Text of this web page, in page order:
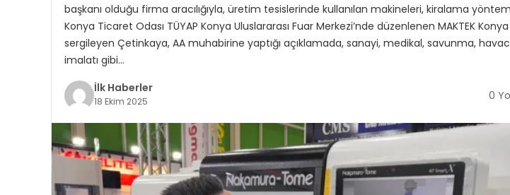
başkanı olduğu firma aracılığıyla, üretim tesislerinde kullanılan makineleri, kiralama
Konya Ticaret Odası TÜYAP Konya Uluslararası Fuar Merkezi’nde düzenlenen MAKTEK
sergileyen Çetinkaya, AA muhabirine yaptığı açıklamada, sanayi, medikal, savunma,
imalatı gibi…
İlk Haberler
18 Ekim 2025 0